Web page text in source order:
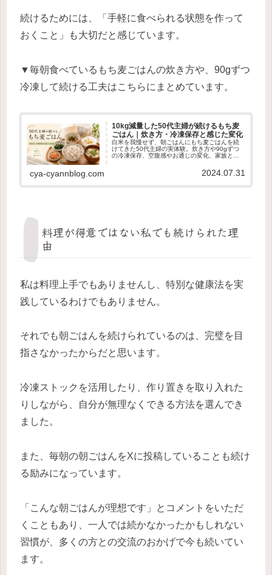
続けるためには、「手軽に食べられる状態を作って
おくこと」も大切だと感じています。
▼毎朝食べているもち麦ごはんの炊き方や、90gずつ
冷凍して続ける工夫はこちらにまとめています。
10kg減量した50代主婦が続けるもち麦
ごはん｜炊き方・冷凍保存と感じた変化
白米を我慢せず、朝ごはんにもち麦ごはんを続
けてきた50代主婦の実体験。炊き方や90gずつ
の冷凍保存、空腹感やお通じの変化、家族と無
cya-cyannblog.com 2024.07.31
料理が得意ではない私でも続けられた理
由
私は料理上手でもありませんし、特別な健康法を実
践しているわけでもありません。
それでも朝ごはんを続けられているのは、完璧を目
指さなかったからだと思います。
冷凍ストックを活用したり、作り置きを取り入れた
りしながら、自分が無理なくできる方法を選んでき
ました。
また、毎朝の朝ごはんをXに投稿していることも続け
る励みになっています。
「こんな朝ごはんが理想です」とコメントをいただ
くこともあり、一人では続かなかったかもしれない
習慣が、多くの方との交流のおかげで今も続いてい
ます。